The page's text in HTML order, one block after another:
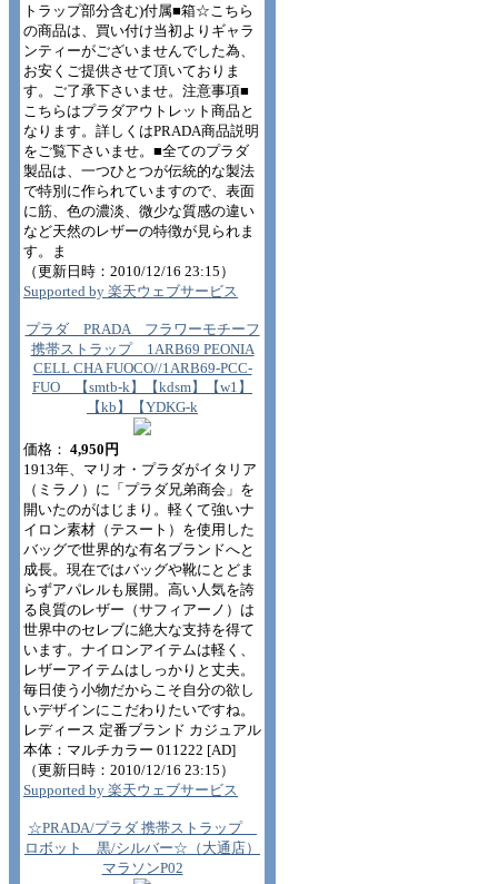
トラップ部分含む)付属■箱☆こちら
の商品は、買い付け当初よりギャラ
ンティーがございませんでした為、
お安くご提供させて頂いておりま
す。ご了承下さいませ。注意事項■
こちらはプラダアウトレット商品と
なります。詳しくはPRADA商品説明
をご覧下さいませ。■全てのプラダ
製品は、一つひとつが伝統的な製法
で特別に作られていますので、表面
に筋、色の濃淡、微少な質感の違い
など天然のレザーの特徴が見られま
す。ま
（更新日時：2010/12/16 23:15）
Supported by 楽天ウェブサービス
プラダ PRADA フラワーモチーフ
携帯ストラップ 1ARB69 PEONIA
CELL CHA FUOCO//1ARB69-PCC-
FUO 【smtb-k】【kdsm】【w1】
【kb】【YDKG-k
価格： 4,950円
1913年、マリオ・プラダがイタリア
（ミラノ）に「プラダ兄弟商会」を
開いたのがはじまり。軽くて強いナ
イロン素材（テスート）を使用した
バッグで世界的な有名ブランドへと
成長。現在ではバッグや靴にとどま
らずアパレルも展開。高い人気を誇
る良質のレザー（サフィアーノ）は
世界中のセレブに絶大な支持を得て
います。ナイロンアイテムは軽く、
レザーアイテムはしっかりと丈夫。
毎日使う小物だからこそ自分の欲し
いデザインにこだわりたいですね。
レディース 定番ブランド カジュアル
本体：マルチカラー 011222 [AD]
（更新日時：2010/12/16 23:15）
Supported by 楽天ウェブサービス
☆PRADA/プラダ 携帯ストラップ
ロボット 黒/シルバー☆（大通店）
マラソンP02